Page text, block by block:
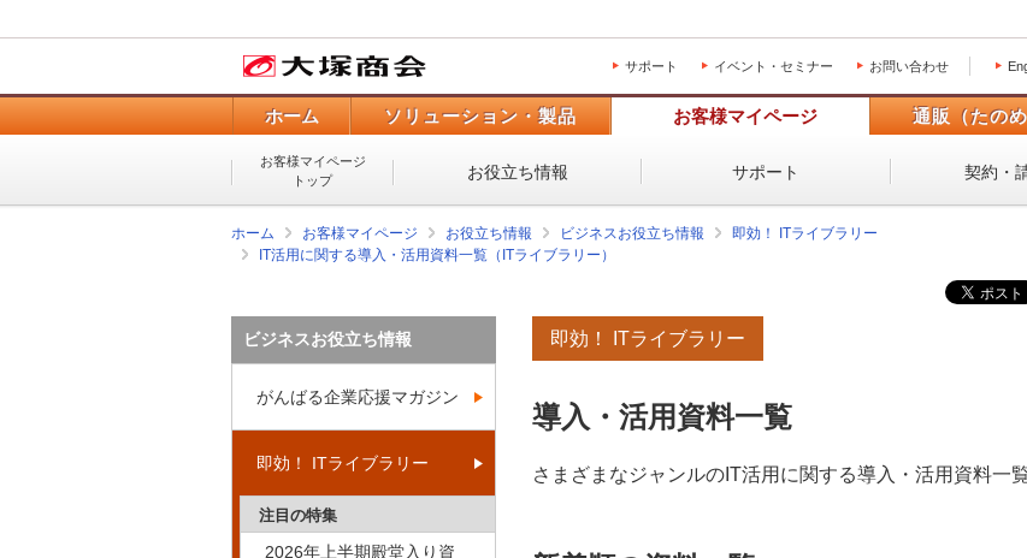
サポート イベント・セミナー お問い合わせ
ホーム ソリューション・製品 お客様マイページ 通販（たのめ
お客様マイページ
トップ
お役立ち情報 サポート 契約・
ホーム お客様マイページ お役立ち情報 ビジネスお役立ち情報
即効！ ITライブラリー
IT活用に関する導入・活用資料一覧（ITライブラリー）
即効！ ITライブラリー
導入・活用資料一覧
さまざまなジャンルのIT活用に関する導入・活用資料一
ビジネスお役立ち情報
がんばる企業応援マガジン
即効！ ITライブラリー
注目の特集
2026年上半期殿堂入り資